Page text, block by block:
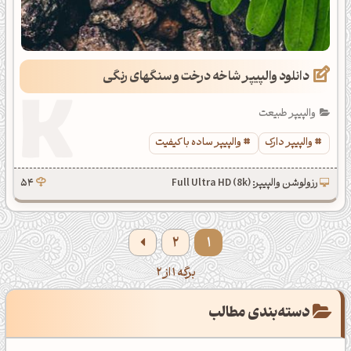
دانلود والپیپر شاخه درخت و سنگهای رنگی
والپیپر طبیعت
والپیپر دارک
والپیپر ساده با کیفیت
رزولوشن والپیپر: Full Ultra HD (8k) 54
1
2
برگه 1 از 2
دسته‌بندی مطالب